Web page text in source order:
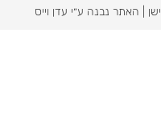
האתר נבנה ע״י עדן וייס